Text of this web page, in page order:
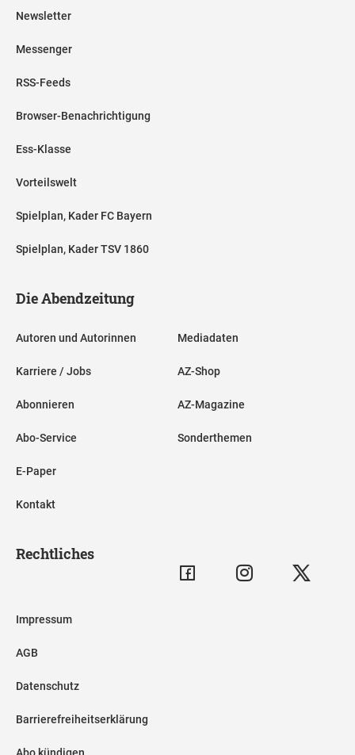
Newsletter
Messenger
RSS-Feeds
Browser-Benachrichtigung
Ess-Klasse
Vorteilswelt
Spielplan, Kader FC Bayern
Spielplan, Kader TSV 1860
Die Abendzeitung
Autoren und Autorinnen
Karriere / Jobs
Abonnieren
Abo-Service
E-Paper
Kontakt
Mediadaten
AZ-Shop
AZ-Magazine
Sonderthemen
Rechtliches
Impressum
AGB
Datenschutz
Barrierefreiheitserklärung